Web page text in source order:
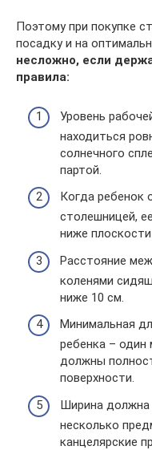
Поэтому при покупке
посадку и на
несложно, если
правила:
Уровень
находиться
солнечного
партой.
Когда ребенок
столешницей,
ниже
Расстояние
коленями
ниже 10 см.
Минимальная
ребенка – один
должны
поверхности.
Ширина должна
несколько
канцелярские